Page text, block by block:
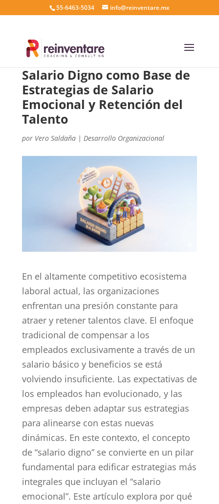
55-6463-5034 info@reinventare.mx
Salario Digno como Base de
Estrategias de Salario
Emocional y Retención del
Talento
por Vero Saldaña| Desarrollo Organizacional
En el altamente competitivo ecosistema
laboral actual, las organizaciones
enfrentan una presión constante para
atraer y retener talentos clave. El enfoque
tradicional de compensar a los
empleados exclusivamente a través de un
salario básico y beneficios se está
volviendo insuficiente. Las expectativas de
los empleados han evolucionado, y las
empresas deben adaptar sus estrategias
para alinearse con estas nuevas
dinámicas. En este contexto, el concepto
de “salario digno” se convierte en un pilar
fundamental para edificar estrategias más
integrales que incluyan el “salario
emocional”. Este artículo explora por qué